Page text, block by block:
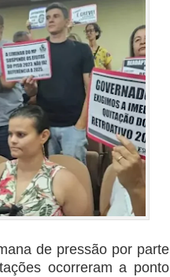
de pressão por parte
ocorreram a ponto